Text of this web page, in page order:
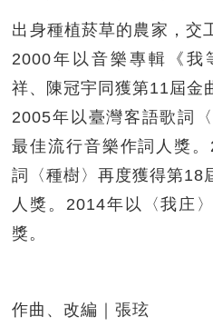
出身種植菸草的農家，交
2000年以音樂專輯《我
祥、陳冠宇同獲第11屆金
2005年以臺灣客語歌詞
最佳流行音樂作詞人獎
詞〈種樹〉再度獲得第18
人獎。2014年以〈我庄
獎。
作曲、改編｜張玹